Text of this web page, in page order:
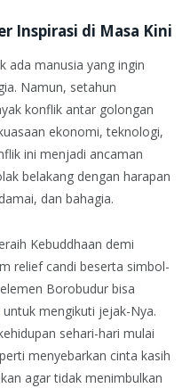
Inspirasi di Masa Kini
ada manusia yang ingin
Namun, setahun
konflik antar golongan
ekonomi, teknologi,
ini menjadi ancaman
belakang dengan harapan
dan bahagia.
Kebuddhaan demi
relief candi beserta simbol-
Borobudur bisa
mengikuti jejak-Nya.
sehari-hari mulai
menyebarkan cinta kasih
agar tidak menimbulkan